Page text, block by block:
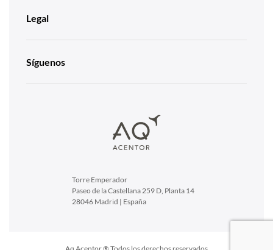
Legal
Síguenos
Torre Emperador
Paseo de la Castellana 259 D, Planta 14
28046 Madrid | España